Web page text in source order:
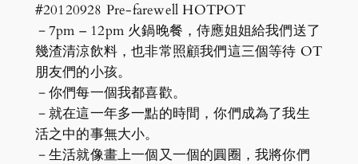
#20120928 Pre-farewell HOTPOT
－7pm – 12pm 火鍋晚餐，侍應姐姐給我們送了
幾渣清涼飲料，也非常照顧我們這三個等待 OT
朋友們的小孩。
－你們每一個我都喜歡。
－就在這一年多一點的時間，你們成為了我生
活之中的事無大小。
－生活就像畫上一個又一個的圓圈，我將你們